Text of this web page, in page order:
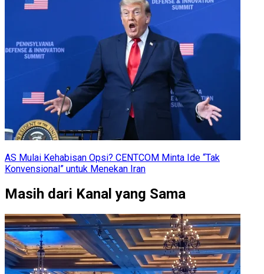
AS Mulai Kehabisan Opsi? CENTCOM Minta Ide “Tak
Konvensional” untuk Menekan Iran
Masih dari Kanal yang Sama